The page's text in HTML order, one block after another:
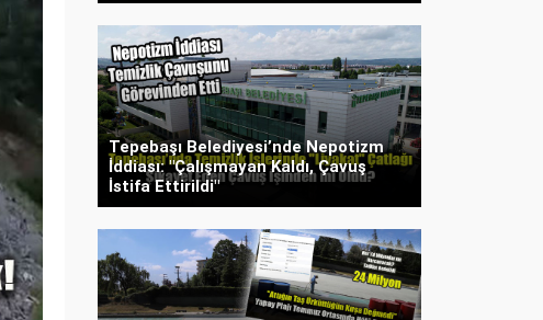
Tepebaşı Belediyesi’nde Nepotizm
İddiası: "Çalışmayan Kaldı, Çavuş
İstifa Ettirildi"